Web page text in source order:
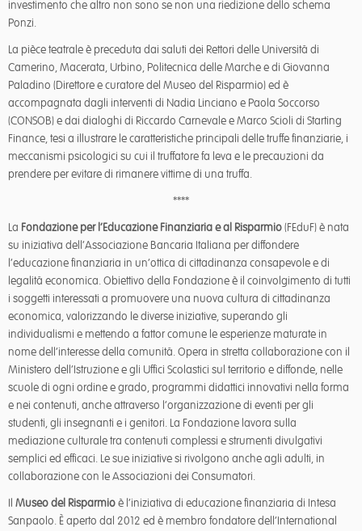
investimento che altro non sono se non una riedizione dello schema
Ponzi.
La pièce teatrale è preceduta dai saluti dei Rettori delle Università di
Camerino, Macerata, Urbino, Politecnica delle Marche e di Giovanna
Paladino (Direttore e curatore del Museo del Risparmio) ed è
accompagnata dagli interventi di Nadia Linciano e Paola Soccorso
(CONSOB) e dai dialoghi di Riccardo Carnevale e Marco Scioli di Starting
Finance, tesi a illustrare le caratteristiche principali delle truffe finanziarie, i
meccanismi psicologici su cui il truffatore fa leva e le precauzioni da
prendere per evitare di rimanere vittime di una truffa.
****
La Fondazione per l’Educazione Finanziaria e al Risparmio(FEduF) è nata
su iniziativa dell’Associazione Bancaria Italiana per diffondere
l’educazione finanziaria in un’ottica di cittadinanza consapevole e di
legalità economica. Obiettivo della Fondazione è il coinvolgimento di tutti
i soggetti interessati a promuovere una nuova cultura di cittadinanza
economica, valorizzando le diverse iniziative, superando gli
individualismi e mettendo a fattor comune le esperienze maturate in
nome dell’interesse della comunità. Opera in stretta collaborazione con il
Ministero dell’Istruzione e gli Uffici Scolastici sul territorio e diffonde, nelle
scuole di ogni ordine e grado, programmi didattici innovativi nella forma
e nei contenuti, anche attraverso l’organizzazione di eventi per gli
studenti, gli insegnanti e i genitori. La Fondazione lavora sulla
mediazione culturale tra contenuti complessi e strumenti divulgativi
semplici ed efficaci. Le sue iniziative si rivolgono anche agli adulti, in
collaborazione con le Associazioni dei Consumatori.
Il Museo del Risparmioè l’iniziativa di educazione finanziaria di Intesa
Sanpaolo. È aperto dal 2012 ed è membro fondatore dell’International